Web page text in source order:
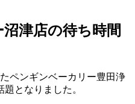
津店の待ち時間
ペンギンベーカリー豊田浄
となりました。